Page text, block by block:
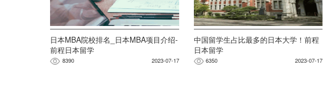
日本MBA院校排名_日本MBA项目介绍-
前程日本留学
8390 2023-07-17
中国留学生占比最多的日本大学！前程
日本留学
6350 2023-07-17